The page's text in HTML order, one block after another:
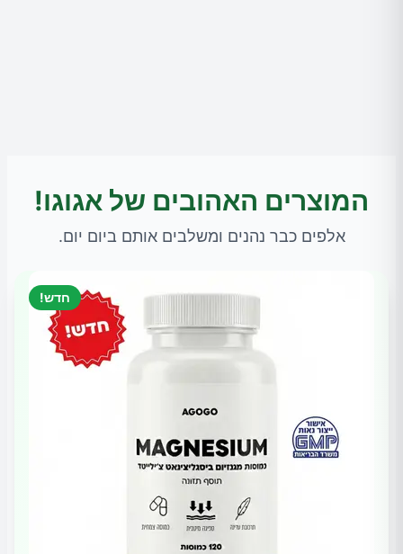
המוצרים האהובים של אגוגו!
אלפים כבר נהנים ומשלבים אותם ביום יום.
חדש!